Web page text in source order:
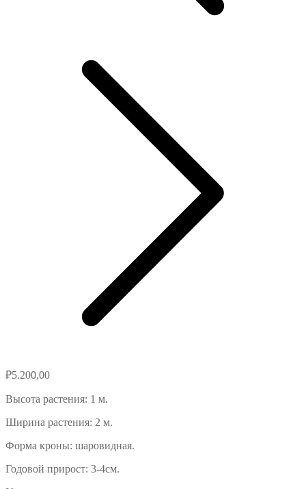
₽5.200,00
Высота растения: 1 м.
Ширина растения: 2 м.
Форма кроны: шаровидная.
Годовой прирост: 3-4см.